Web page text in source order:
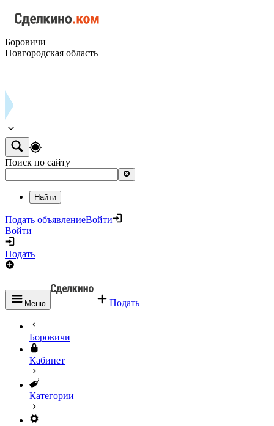
Боровичи
Новгородская область
Поиск по сайту
Найти
Подать объявлениеВойти
Войти
Подать
Меню Подать
Боровичи
Кабинет
Категории